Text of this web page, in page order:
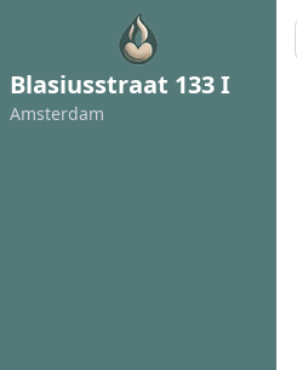
Blasiusstraat 133 I
Amsterdam